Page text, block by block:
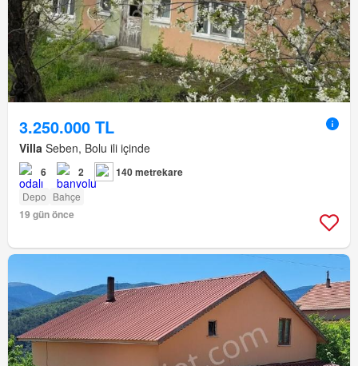
3.250.000 TL
Villa Seben, Bolu ili içinde
6 2 140 metrekare
Depo Bahçe
19 gün önce